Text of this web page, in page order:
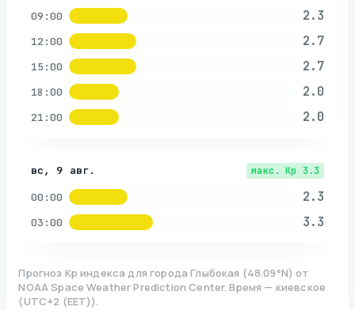
09:00 2.3
12:00 2.7
15:00 2.7
18:00 2.0
21:00 2.0
вс, 9 авг. макс. Kp 3.3
00:00 2.3
03:00 3.3
Прогноз Kp индекса для города Глыбокая (48.09°N)от
NOAA Space Weather Prediction Center. Время — киевское
(UTC+2 (EET)).